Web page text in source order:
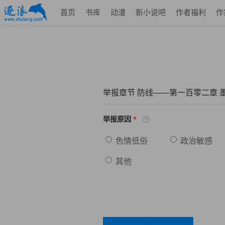
首页 书库 动漫 新小说吧 作者福利 作
举报章节 防线——第一百零二章
举报原因 *
色情低俗 政治敏感
其他